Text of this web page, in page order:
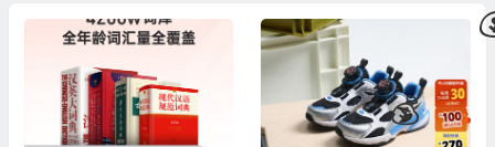
手入吗）
🎁